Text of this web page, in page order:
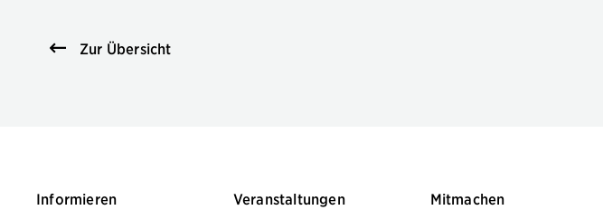
Zur Übersicht
Informieren Veranstaltungen Mitmachen